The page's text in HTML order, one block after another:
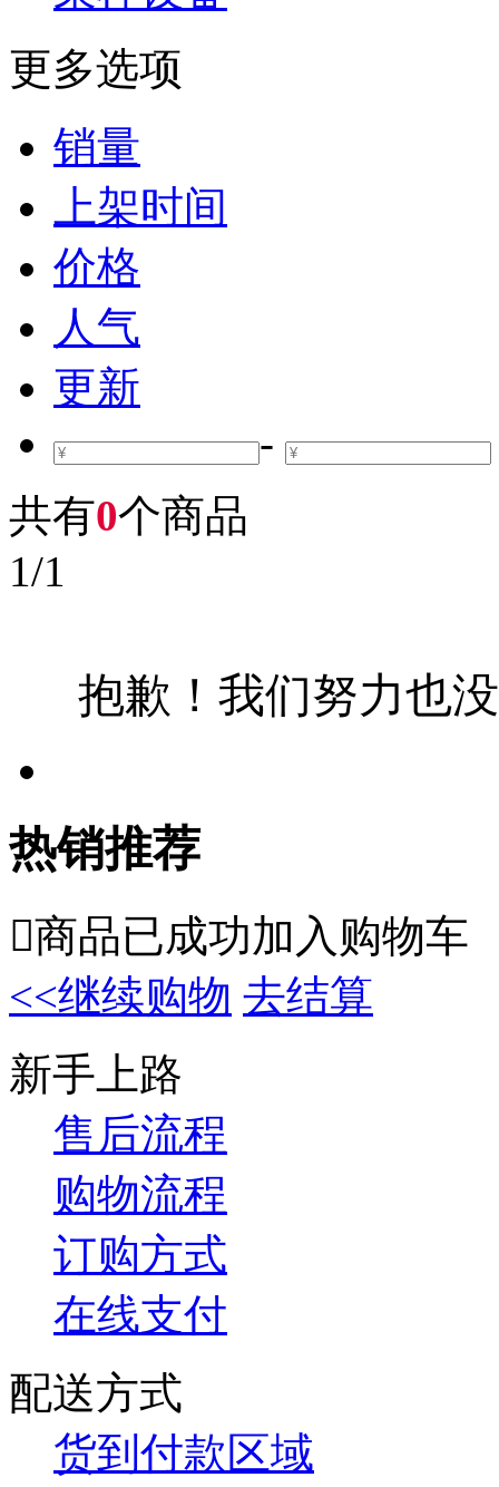
更多选项
销量
上架时间
价格
人气
更新
-
共有0个商品
1/1
抱歉！我们努力也
热销推荐
商品已成功加入购物车
<<继续购物 去结算
新手上路
售后流程
购物流程
订购方式
在线支付
配送方式
货到付款区域